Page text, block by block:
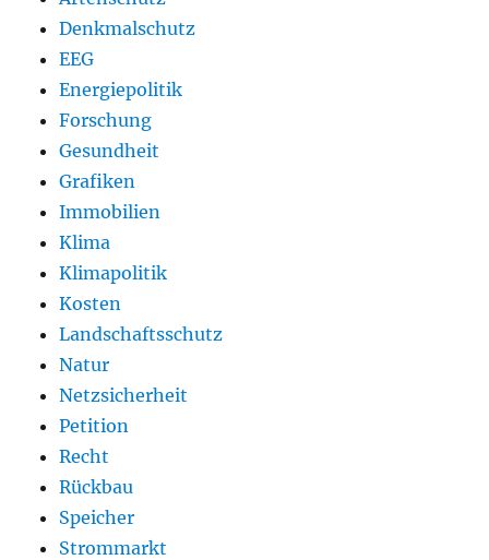
Denkmalschutz
EEG
Energiepolitik
Forschung
Gesundheit
Grafiken
Immobilien
Klima
Klimapolitik
Kosten
Landschaftsschutz
Natur
Netzsicherheit
Petition
Recht
Rückbau
Speicher
Strommarkt